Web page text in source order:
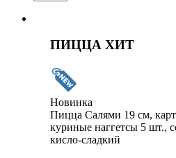
ПИЦЦА ХИТ
Новинка
Пицца Салями 19 см,
куриные наггетсы 5 шт.,
кисло-сладкий